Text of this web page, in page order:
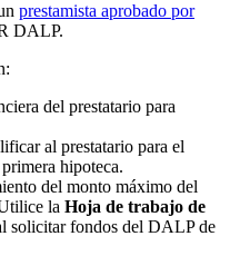
prestamista aprobado por
DALP.
del prestatario para
al prestatario para el
hipoteca.
del monto máximo del
la Hoja de trabajo de
solicitar fondos del DALP de